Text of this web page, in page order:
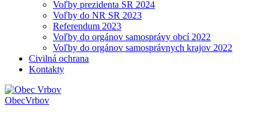
Voľby prezidenta SR 2024
Voľby do NR SR 2023
Referendum 2023
Voľby do orgánov samosprávy obcí 2022
Voľby do orgánov samosprávnych krajov 2022
Civilná ochrana
Kontakty
ObecVrbov